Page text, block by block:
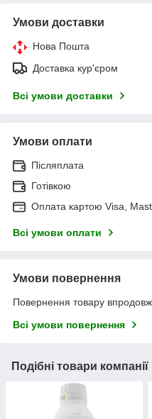
Умови доставки
Нова Пошта
Доставка кур'єром
Всі умови доставки
Умови оплати
Післяплата
Готівкою
Оплата картою Visa,
Всі умови оплати
Умови повернення
Повернення товару
Всі умови повернення
Подібні товари компанії